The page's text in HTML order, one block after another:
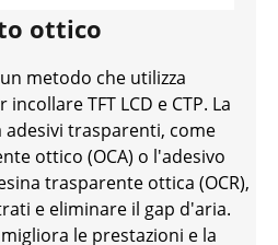
ottico
metodo che utilizza
TFT LCD e CTP. La
adesivi trasparenti, come
ottico (OCA) o l'adesivo
trasparente ottica (OCR),
e eliminare il gap d'aria.
le prestazioni e la